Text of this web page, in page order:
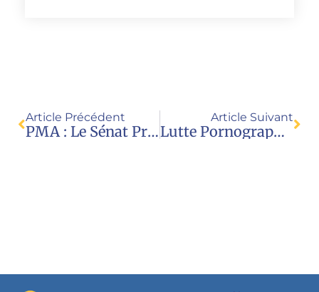
Article Précédent
PMA : Le Sénat Préserve La Filiation
Article Suivant
Lutte Pornographie : Que Font Députés Et Gouvernement ?